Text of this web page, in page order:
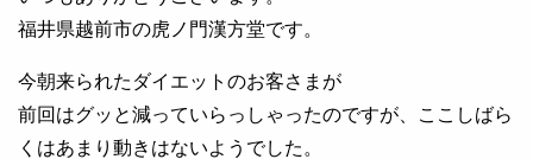
福井県越前市の虎ノ門漢方堂です。
今朝来られたダイエットのお客さまが
前回はグッと減っていらっしゃったのですが、ここしばら
くはあまり動きはないようでした。